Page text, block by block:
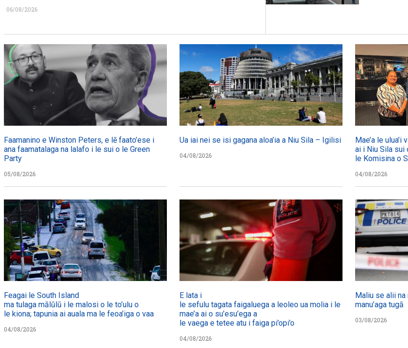
06/08/2026
Faamanino e Winston Peters, e lē faato’ese i
ana faamatalaga na lalafo i le sui o le Green
Party
05/08/2026
Ua iai nei se isi gagana aloa’ia a Niu Sila – Igilisi
04/08/2026
Mae’a le
ai i Niu Sila sui
le Komisina o
04/08/2026
Feagai le South Island
ma tulaga mālūlū i le malosi o le to’ulu o
le kiona; tapunia ai auala ma le feoa’iga o vaa
04/08/2026
E lata i
le sefulu tagata faigaluega a leoleo ua molia i le tulafono i le
mae’a ai o su’esu’ega a
le vaega e tetee atu i faiga pi’opi’o
04/08/2026
Maliu se alii na
manu’aga tugā
03/08/2026